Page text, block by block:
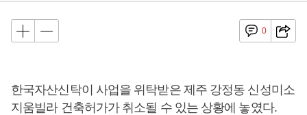
0
한국자산신탁이 사업을 위탁받은 제주 강정동 신성미소
지움빌라 건축허가가 취소될 수 있는 상황에 놓였다.